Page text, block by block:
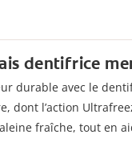
dentifrice
durable avec le
dont l’action
fraîche, tout en